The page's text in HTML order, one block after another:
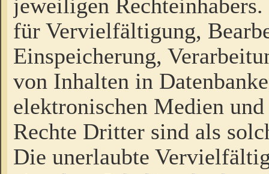
jeweiligen
für Vervielfältigung,
Einspeicherung,
von Inhalten in
elektronischen Medien
Rechte Dritter sind als
Die unerlaubte